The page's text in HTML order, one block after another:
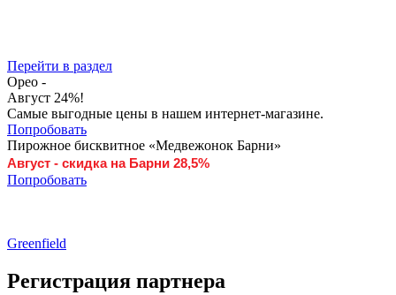
Перейти в раздел
Орео -
Август 24%!
Самые выгодные цены в нашем интернет-магазине.
Попробовать
Пирожное бисквитное «Медвежонок Барни»
Август - скидка на Барни 28,5%
Попробовать
Greenfield
Регистрация партнера